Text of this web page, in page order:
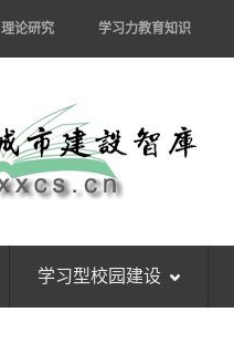
理论研究 学习力教育知识
学习型校园建设